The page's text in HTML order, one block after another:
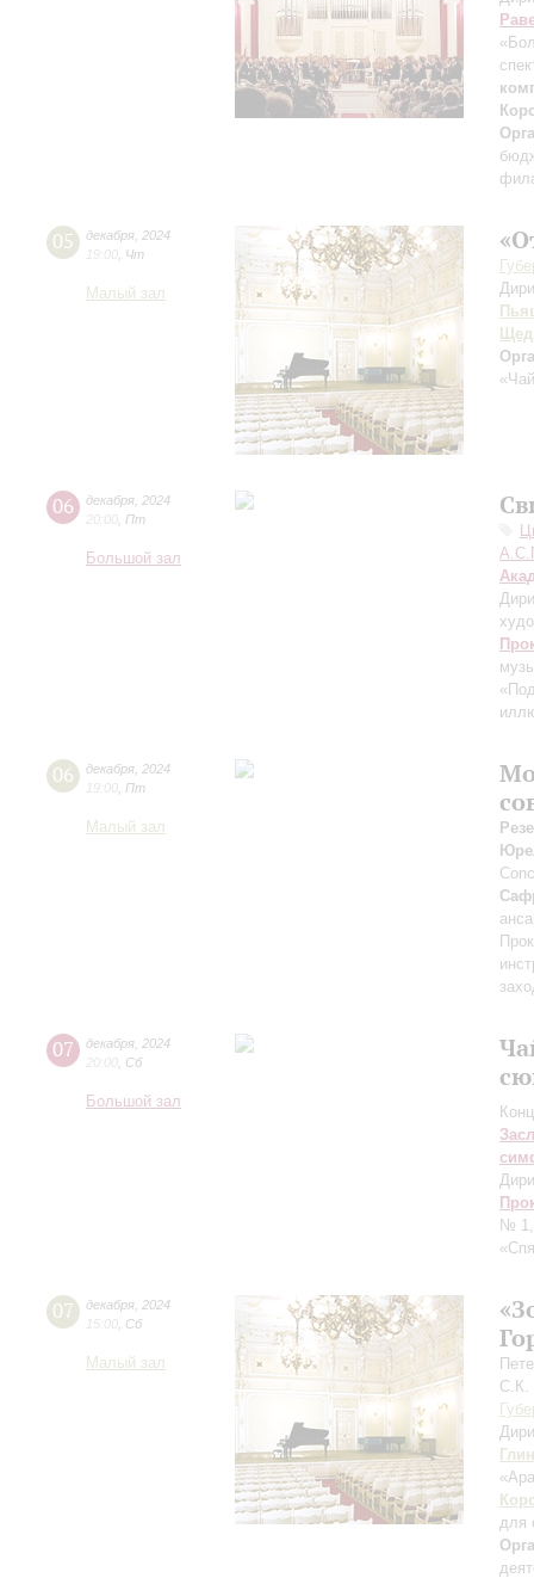
05 декабря 2024
19:00 Чт
Малый зал
06 декабря 2024
20:00 Пт
Большой зал
06 декабря 2024
19:00 Пт
Малый зал
07 декабря 2024
20:00 Сб
Большой зал
№ 1,
07 декабря 2024
15:00 Сб
Малый зал
С.К.
для